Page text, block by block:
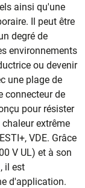
ainsi qu'une
Il peut être
degré de
environnements
ou devenir
une plage de
connecteur de
pour résister
extrême
VDE. Grâce
V UL) et à son
il est
d'application.